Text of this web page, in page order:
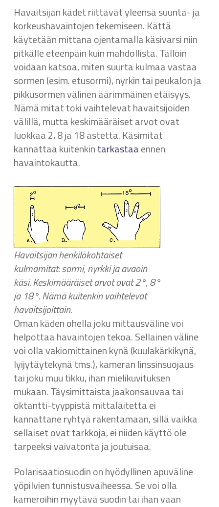
Havaitsijan kädet riittävät yleensä suunta- ja
korkeushavaintojen tekemiseen. Kättä
käytetään mittana ojentamalla käsivarsi niin
pitkälle eteenpäin kuin mahdollista. Tällöin
voidaan katsoa, miten suurta kulmaa vastaa
sormen (esim. etusormi), nyrkin tai peukalon ja
pikkusormen välinen äärimmäinen etäisyys.
Nämä mitat toki vaihtelevat havaitsijoiden
välillä, mutta keskimääräiset arvot ovat
luokkaa 2, 8 ja 18 astetta. Käsimitat
kannattaa kuitenkintarkastaaennen
havaintokautta.
Havaitsijan henkilökohtaiset
kulmamitat: sormi, nyrkki ja avaoin
käsi. Keskimääräiset arvot ovat 2°, 8°
ja 18°. Nämä kuitenkin vaihtelevat
havaitsijoittain.
Oman käden ohella joku mittausväline voi
helpottaa havaintojen tekoa. Sellainen väline
voi olla vakiomittainen kynä (kuulakärkikynä,
lyijytäytekynä tms.), kameran linssinsuojaus
tai joku muu tikku, ihan mielikuvituksen
mukaan. Täysimittaista jaakonsauvaa tai
oktantti-tyyppistä mittalaitetta ei
kannattane ryhtyä rakentamaan, sillä vaikka
sellaiset ovat tarkkoja, ei niiden käyttö ole
tarpeeksi vaivatonta ja joutuisaa.
Polarisaatiosuodin on hyödyllinen apuväline
yöpilvien tunnistusvaiheessa. Se voi olla
kameroihin myytävä suodin tai ihan vaan